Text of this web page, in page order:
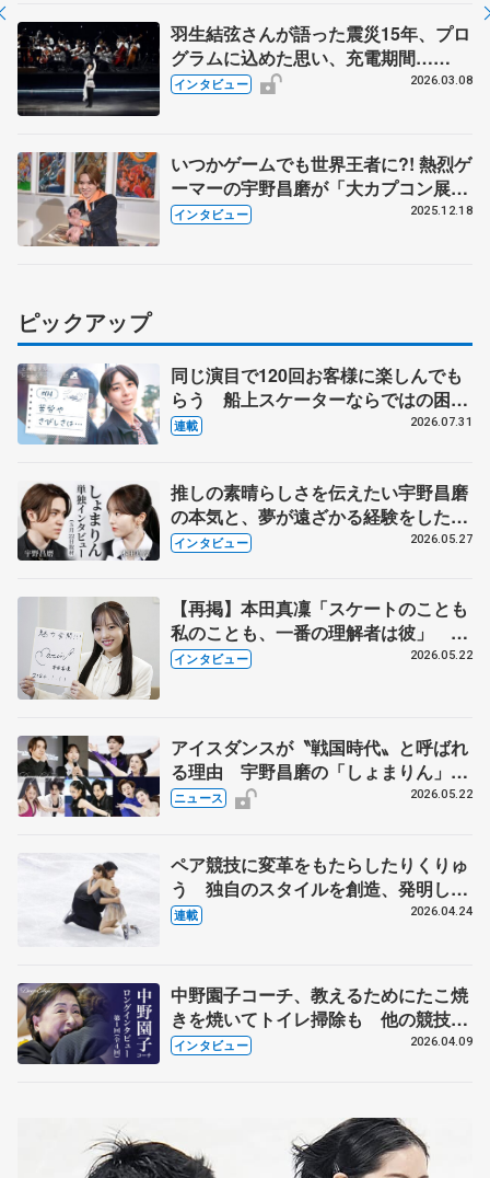
羽生結弦さんが語った震災15年、プロ
グラムに込めた思い、充電期間…
【notte stellata 2026】
インタビュー 2026.03.08
いつかゲームでも世界王者に?! 熱烈ゲ
ーマーの宇野昌磨が「大カプコン展」
に大興奮
インタビュー 2025.12.18
ピックアップ
同じ演目で120回お客様に楽しんでも
らう 船上スケーターならではの困難
とは 影響あったPIW前キャプテン松
連載 2026.07.31
推しの素晴らしさを伝えたい宇野昌磨
の本気と、夢が遠ざかる経験をした本
田真凜の覚悟
インタビュー 2026.05.27
【再掲】本田真凜「スケートのことも
私のことも、一番の理解者は彼」 引
退時の単独インタビューで語った競技
インタビュー 2026.05.22
アイスダンスが〝戦国時代〟と呼ばれ
る理由 宇野昌磨の「しょまりん」ら
実力者が相次いで参戦 国内の競争激
ニュース 2026.05.22
ペア競技に変革をもたらしたりくりゅ
う 独自のスタイルを創造、発明した
【引退発表後②】
連載 2026.04.24
中野園子コーチ、教えるためにたこ焼
きを焼いてトイレ掃除も 他の競技に
も通用するという坂本花織の筋肉
インタビュー 2026.04.09